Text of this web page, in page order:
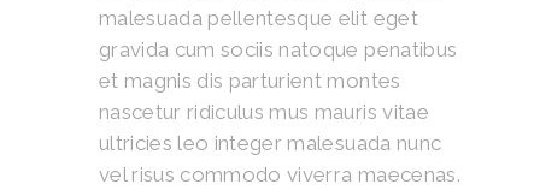
malesuada pellentesque elit eget
gravida cum sociis natoque penatibus
et magnis dis parturient montes
nascetur ridiculus mus mauris vitae
ultricies leo integer malesuada nunc
vel risus commodo viverra maecenas.